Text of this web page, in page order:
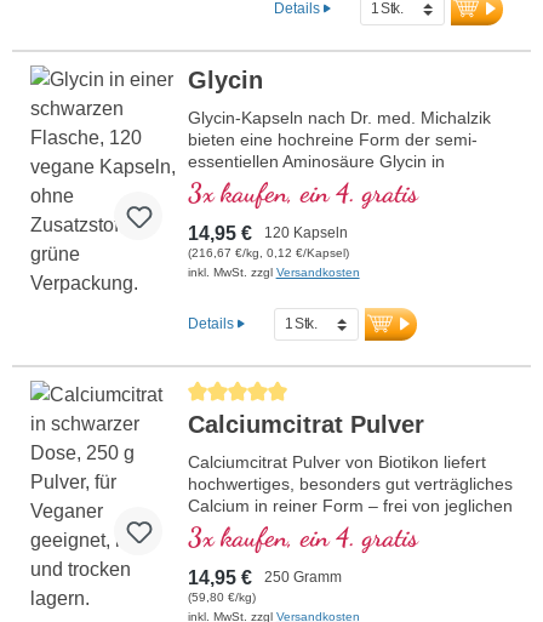
von jeglichen Zusatzstoffen
wird es in einer
aluminiumfreien Versiegelung
angeboten.
mehr Informationen zu L-
Arginin Base Pulver
bar
Details
Glycin
Glycin-Kapseln nach Dr. med. Michalzik
bieten eine hochreine Form der semi-
essentiellen Aminosäure Glycin in
Kapselform. Dieses Produkt ist speziell
formuliert, um durch eine Tagesdosierung
von 1.500 - 3.000 mg zur Unterstützung
von Wohlbefinden und körpereigenen
Prozessen beizutragen. Der Kapselinhalt
nachhaltig in Deutschland hergestellt. Die
umweltfreundliche Verpackung aus HDPE
Qualität und Reinheit des Produkts
zusätzlich sichert.
Kapseln
3x kaufen, ein 4. gratis
14,95 € 120 Kapseln
(216,67 €/kg, 0,12 €/Kapsel)
inkl. MwSt. zzgl Versandkosten
Details
Durchschnittliche Bewertung von 5 von 5 Sternen
Calciumcitrat Pulver
Calciumcitrat Pulver von Biotikon liefert
hochwertiges, besonders gut verträgliches
Calcium in reiner Form – frei von jeglichen
Zusatzstoffen und optimal bioverfügbar.
Calcium spielt eine entscheidende Rolle
im Körper. Es ist wichtig für Energie,
Knochen, Zähne, Muskeln, Nerven sowie
Verdauung, Zellstoffwechsel. Auch für
3x kaufen, ein 4. gratis
14,95 € 250 Gramm
(59,80 €/kg)
inkl. MwSt. zzgl Versandkosten